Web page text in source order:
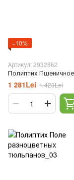
−10%
Артикул: 2932862
Полиптих
1 281Lei 1 423Lei